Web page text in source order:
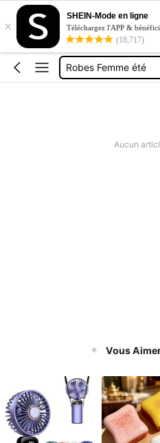
×
SHEIN-Mode en ligne
Téléchargez l'APP &
(18,717)
Maillot De Bain
Squishy
Maillot De Bain 2
Robes Femme été
Aucun
Vous